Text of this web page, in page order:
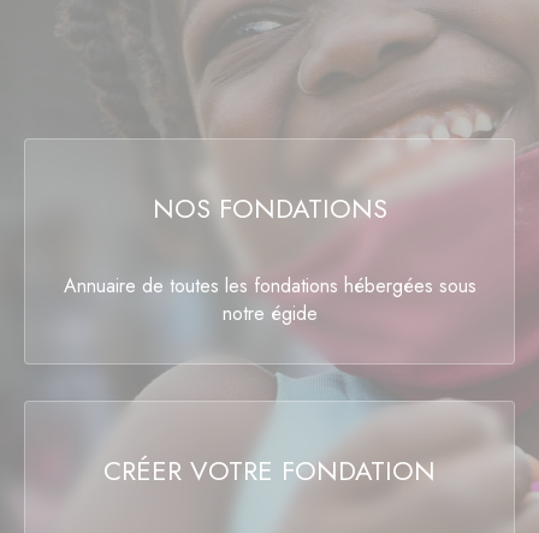
NOS FONDATIONS
Annuaire de toutes les fondations hébergées sous
notre égide
CRÉER VOTRE FONDATION